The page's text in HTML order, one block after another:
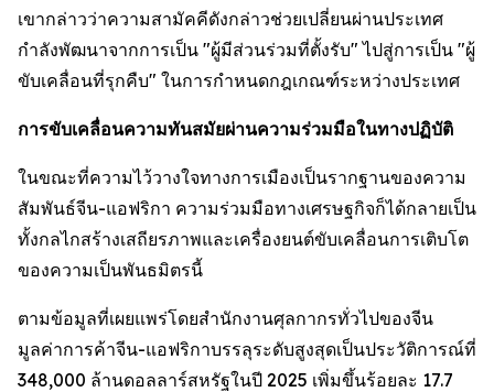
เขากล่าวว่าความสามัคคีดังกล่าวช่วยเปลี่ยนผ่านประเทศ
กำลังพัฒนาจากการเป็น "ผู้มีส่วนร่วมที่ตั้งรับ" ไปสู่การเป็น "ผู้
ขับเคลื่อนที่รุกคืบ" ในการกำหนดกฎเกณฑ์ระหว่างประเทศ
การขับเคลื่อนความทันสมัยผ่านความร่วมมือในทางปฏิบัติ
ในขณะที่ความไว้วางใจทางการเมืองเป็นรากฐานของความ
สัมพันธ์จีน-แอฟริกา ความร่วมมือทางเศรษฐกิจก็ได้กลายเป็น
ทั้งกลไกสร้างเสถียรภาพและเครื่องยนต์ขับเคลื่อนการเติบโต
ของความเป็นพันธมิตรนี้
ตามข้อมูลที่เผยแพร่โดยสำนักงานศุลกากรทั่วไปของจีน
มูลค่าการค้าจีน-แอฟริกาบรรลุระดับสูงสุดเป็นประวัติการณ์ที่
348,000 ล้านดอลลาร์สหรัฐในปี 2025 เพิ่มขึ้นร้อยละ 17.7